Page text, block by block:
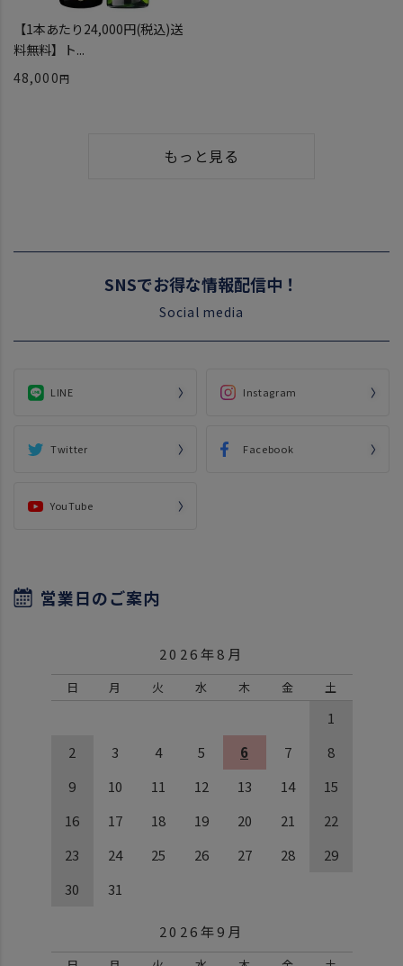
【1本あたり24,000円(税込)送
料無料】ト...
48,000
もっと見る
SNSでお得な情報配信中！
Social media
LINE Instagram
Twitter Facebook
YouTube
営業日のご案内
2026年8月
日 月 火 水 木 金 土
1
2
3 4 5 6 7
8
9
10 11 12 13 14
15
16
17 18 19 20 21
22
23
24 25 26 27 28
29
30
31
2026年9月